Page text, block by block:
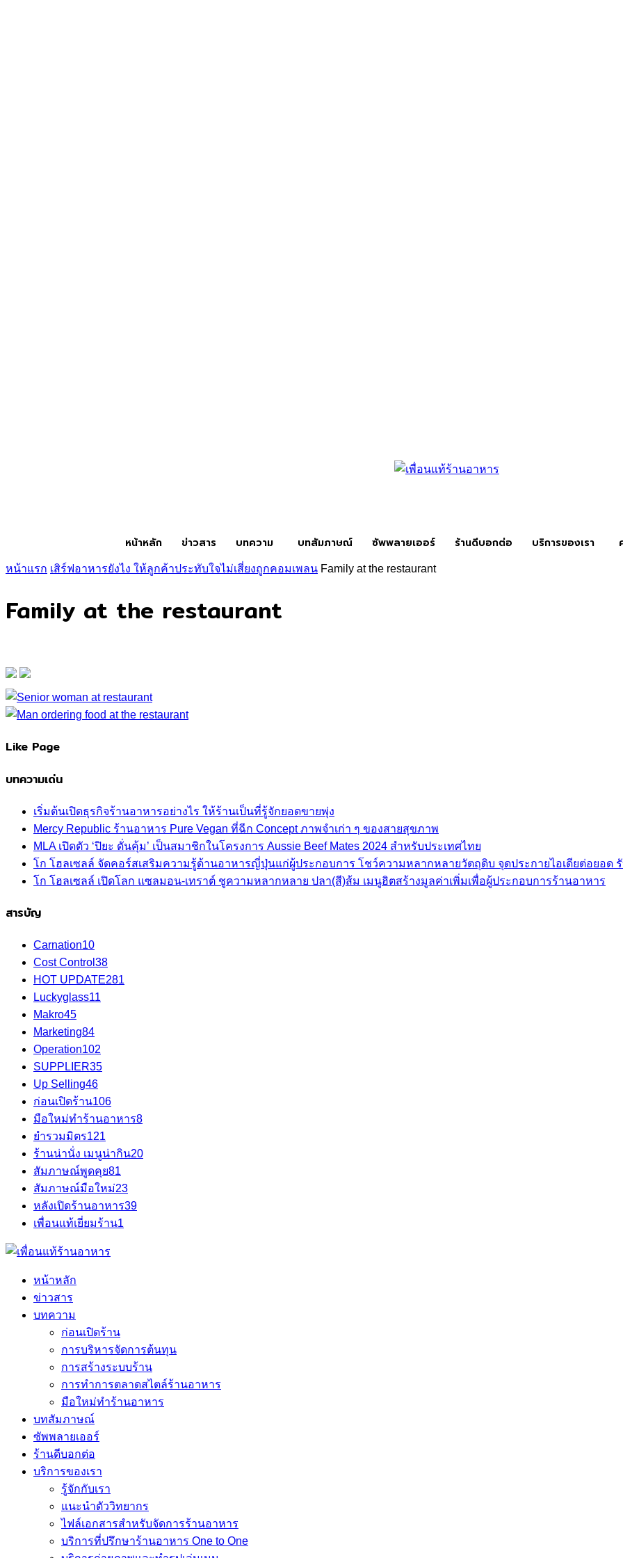
หน้าหลัก ข่าวสาร บทความ บทสัมภาษณ์ ซัพพลายเออร์ ร้านดีบอกต่อ บริการของเรา
หน้าแรก เสิร์ฟอาหารยังไง ให้ลูกค้าประทับใจไม่เสี่ยงถูกคอมเพลน Family at the restaurant
Family at the restaurant
Like Page
บทความเด่น
เริ่มต้นเปิดธุรกิจร้านอาหารอย่างไร ให้ร้านเป็นที่รู้จักยอดขายพุ่ง
Mercy Republic ร้านอาหาร Pure Vegan ที่ฉีก Concept ภาพจำเก่า ๆ ของสายสุขภาพ
MLA เปิดตัว ‘ปิยะ ดั่นคุ้ม’ เป็นสมาชิกในโครงการ Aussie Beef Mates 2024 สำหรับประเทศไทย
โก โฮลเซลล์ จัดคอร์สเสริมความรู้ด้านอาหารญี่ปุ่นแก่ผู้ประกอบการ โชว์ความหลากหลายวัตถุดิบ จุดประกายไอเดียต่อยอด
โก โฮลเซลล์ เปิดโลก แซลมอน-เทราต์ ชูความหลากหลาย ปลา(สี)ส้ม เมนูฮิตสร้างมูลค่าเพิ่มเพื่อผู้ประกอบการร้านอาหาร
สารบัญ
Carnation10
Cost Control 38
HOT UPDATE281
Luckyglass11
Makro45
Marketing84
Operation102
SUPPLIER35
Up Selling46
ก่อนเปิดร้าน106
มือใหม่ทำร้านอาหาร8
ยำรวมมิตร121
ร้านน่านั่ง เมนูน่ากิน20
สัมภาษณ์พูดคุย81
สัมภาษณ์มือใหม่23
หลังเปิดร้านอาหาร39
เพื่อนแท้เยี่ยมร้าน1
หน้าหลัก
ข่าวสาร
บทความ
ก่อนเปิดร้าน
การบริหารจัดการต้นทุน
การสร้างระบบร้าน
การทำการตลาดสไตล์ร้านอาหาร
มือใหม่ทำร้านอาหาร
บทสัมภาษณ์
ซัพพลายเออร์
ร้านดีบอกต่อ
บริการของเรา
รู้จักกับเรา
แนะนำตัววิทยากร
ไฟล์เอกสารสำหรับจัดการร้านอาหาร
บริการที่ปรึกษาร้านอาหาร One to One